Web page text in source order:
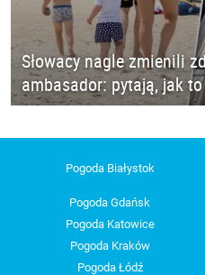
Słowacy nagle zmienili
ambasador: pytają, jak
Pogoda Białystok
Pogoda Gdańsk
Pogoda Katowice
Pogoda Kraków
Pogoda Łódź